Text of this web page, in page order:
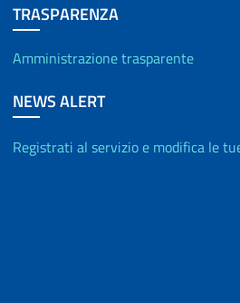
TRASPARENZA
Amministrazione trasparente
NEWS ALERT
Registrati al servizio e modifica le